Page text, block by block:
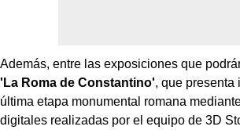
Además, entre las exposiciones que
'La Roma de Constantino', que presenta
última etapa monumental romana
digitales realizadas por el equipo de 3D